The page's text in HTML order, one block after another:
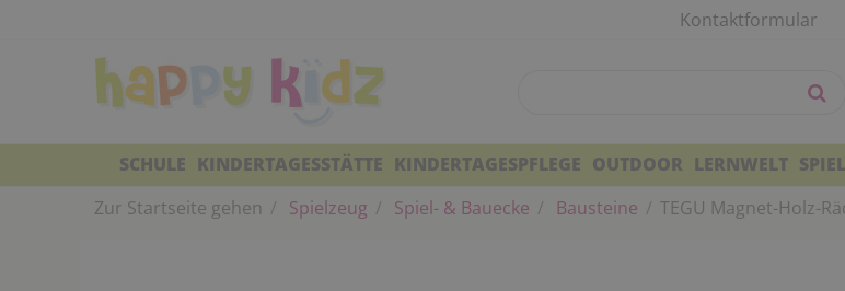
Kontaktformular
SCHULE KINDERTAGESSTÄTTE KINDERTAGESPFLEGE OUTDOOR LERNWELT
Zur Startseite gehen
Spielzeug Spiel- & Bauecke Bausteine TEGU Magnet-Holz-